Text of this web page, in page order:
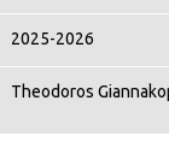
2025-2026
Theodoros